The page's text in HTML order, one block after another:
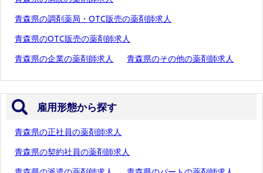
青森県の調剤薬局・OTC販売の薬剤師求人
青森県のOTC販売の薬剤師求人
青森県の企業の薬剤師求人 青森県のその他の薬剤師求人
雇用形態から探す
青森県の正社員の薬剤師求人
青森県の契約社員の薬剤師求人